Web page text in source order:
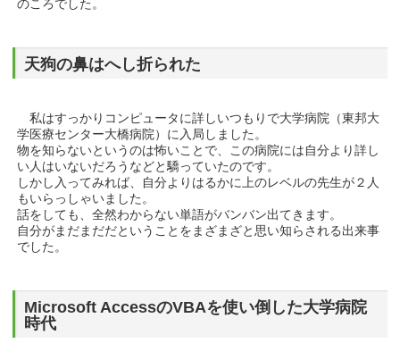
のころでした。
天狗の鼻はへし折られた
私はすっかりコンピュータに詳しいつもりで大学病院（東邦大
学医療センター大橋病院）に入局しました。
物を知らないというのは怖いことで、この病院には自分より詳し
い人はいないだろうなどと驕っていたのです。
しかし入ってみれば、自分よりはるかに上のレベルの先生が２人
もいらっしゃいました。
話をしても、全然わからない単語がバンバン出てきます。
自分がまだまだだということをまざまざと思い知らされる出来事
でした。
Microsoft AccessのVBAを使い倒した大学病院
時代